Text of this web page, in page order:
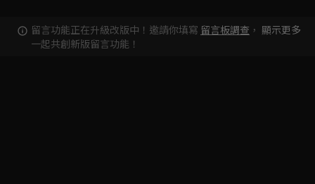
留言功能正在升級改版中！邀請你填寫 留言板調查 ，
一起共創新版留言功能！
顯示更多